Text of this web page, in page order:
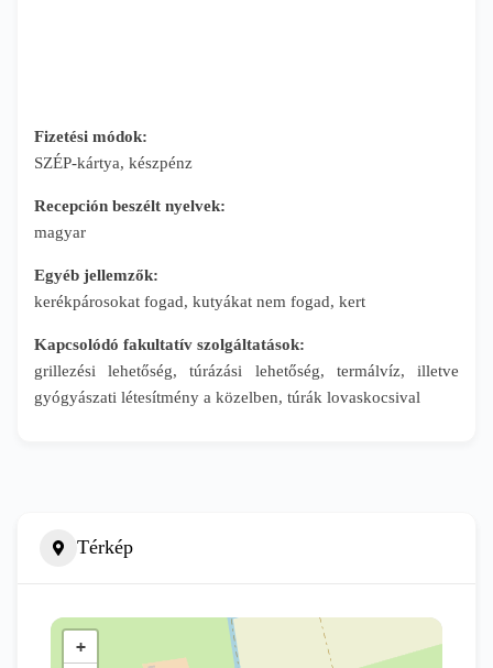
Fizetési módok:
SZÉP-kártya, készpénz
Recepción beszélt nyelvek:
magyar
Egyéb jellemzők:
kerékpárosokat fogad, kutyákat nem fogad, kert
Kapcsolódó fakultatív szolgáltatások:
grillezési lehetőség, túrázási lehetőség, termálvíz, illetve
gyógyászati létesítmény a közelben, túrák lovaskocsival
Térkép
+